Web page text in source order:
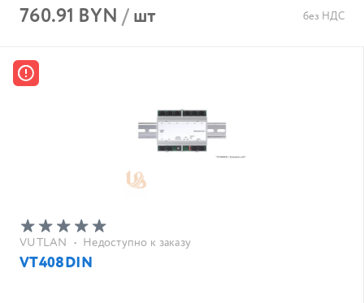
760.91 BYN/шт без НДС
VUTLAN • Недоступно к заказу
VT408DIN